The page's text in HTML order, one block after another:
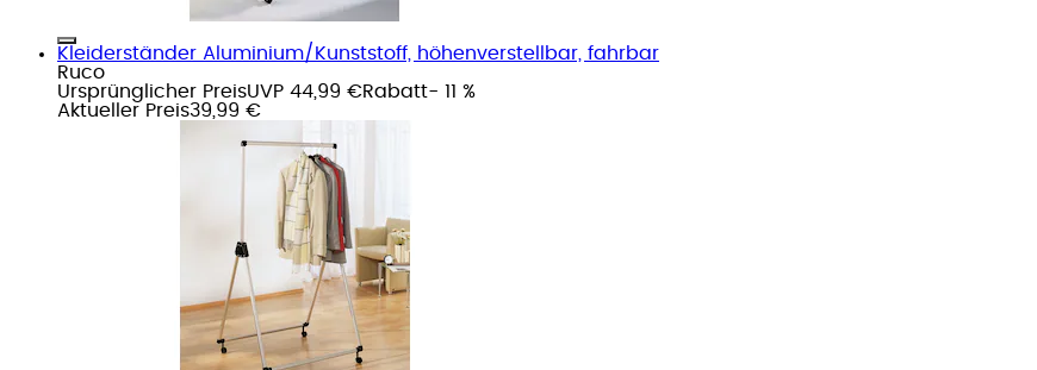
Kleiderständer Aluminium/Kunststoff, höhenverstellbar, fahrbar
Ruco
Ursprünglicher PreisUVP 44,99 €Rabatt- 11 %
Aktueller Preis39,99 €